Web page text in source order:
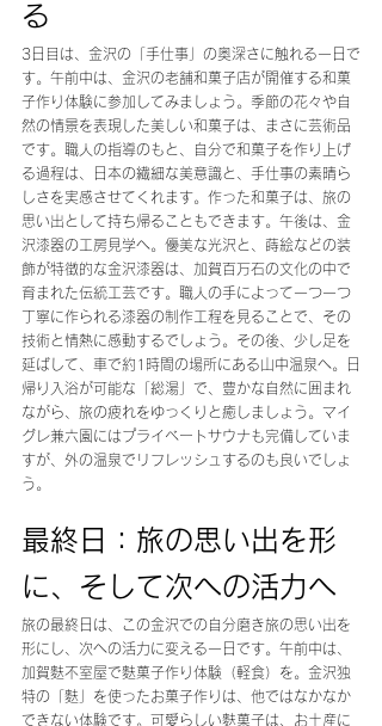
る
3日目は、金沢の「手仕事」の奥深さに触れる一日で
す。午前中は、金沢の老舗和菓子店が開催する和菓
子作り体験に参加してみましょう。季節の花々や自
然の情景を表現した美しい和菓子は、まさに芸術品
です。職人の指導のもと、自分で和菓子を作り上げ
る過程は、日本の繊細な美意識と、手仕事の素晴ら
しさを実感させてくれます。作った和菓子は、旅の
思い出として持ち帰ることもできます。午後は、金
沢漆器の工房見学へ。優美な光沢と、蒔絵などの装
飾が特徴的な金沢漆器は、加賀百万石の文化の中で
育まれた伝統工芸です。職人の手によって一つ一つ
丁寧に作られる漆器の制作工程を見ることで、その
技術と情熱に感動するでしょう。その後、少し足を
延ばして、車で約1時間の場所にある山中温泉へ。日
帰り入浴が可能な「総湯」で、豊かな自然に囲まれ
ながら、旅の疲れをゆっくりと癒しましょう。マイ
グレ兼六園にはプライベートサウナも完備していま
すが、外の温泉でリフレッシュするのも良いでしょ
う。
最終日：旅の思い出を形
に、そして次への活力へ
旅の最終日は、この金沢での自分磨き旅の思い出を
形にし、次への活力に変える一日です。午前中は、
加賀麩不室屋で麩菓子作り体験（軽食）を。金沢独
特の「麩」を使ったお菓子作りは、他ではなかなか
できない体験です。可愛らしい麩菓子は、お土産に